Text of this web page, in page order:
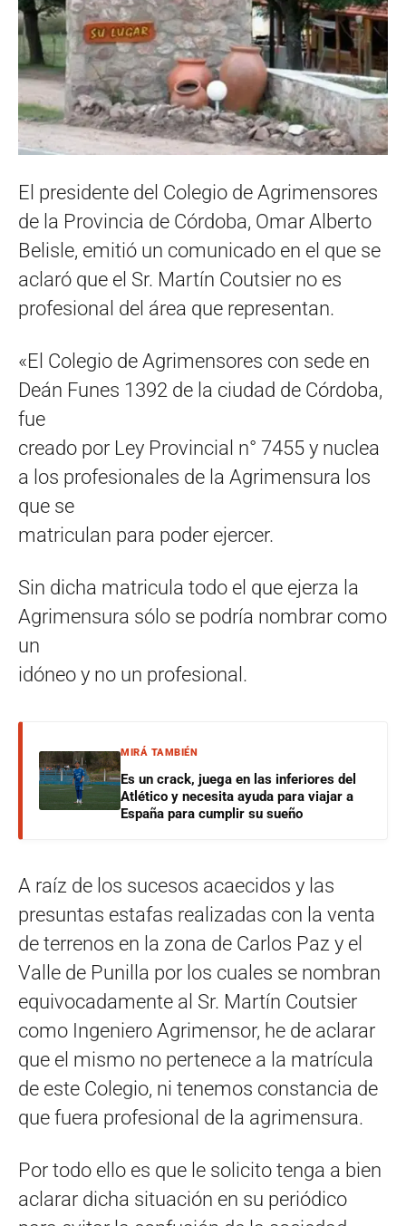
El presidente del Colegio de Agrimensores
de la Provincia de Córdoba, Omar Alberto
Belisle, emitió un comunicado en el que se
aclaró que el Sr. Martín Coutsier no es
profesional del área que representan.
«El Colegio de Agrimensores con sede en
Deán Funes 1392 de la ciudad de Córdoba,
fue
creado por Ley Provincial n° 7455 y nuclea
a los profesionales de la Agrimensura los
que se
matriculan para poder ejercer.
Sin dicha matricula todo el que ejerza la
Agrimensura sólo se podría nombrar como
un
idóneo y no un profesional.
MIRÁ TAMBIÉN
Es un crack, juega en las inferiores del
Atlético y necesita ayuda para viajar a
España para cumplir su sueño
A raíz de los sucesos acaecidos y las
presuntas estafas realizadas con la venta
de terrenos en la zona de Carlos Paz y el
Valle de Punilla por los cuales se nombran
equivocadamente al Sr. Martín Coutsier
como Ingeniero Agrimensor, he de aclarar
que el mismo no pertenece a la matrícula
de este Colegio, ni tenemos constancia de
que fuera profesional de la agrimensura.
Por todo ello es que le solicito tenga a bien
aclarar dicha situación en su periódico